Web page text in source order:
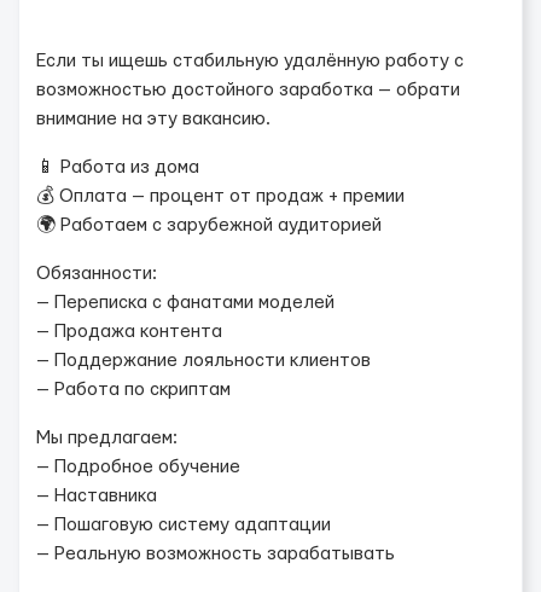
Если ты ищешь стабильную удалённую работу с
возможностью достойного заработка — обрати
внимание на эту вакансию.
📱 Работа из дома
💰 Оплата — процент от продаж + премии
🌍 Работаем с зарубежной аудиторией
Обязанности:
— Переписка с фанатами моделей
— Продажа контента
— Поддержание лояльности клиентов
— Работа по скриптам
Мы предлагаем:
— Подробное обучение
— Наставника
— Пошаговую систему адаптации
— Реальную возможность зарабатывать